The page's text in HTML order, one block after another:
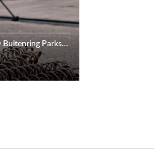
672 meter Silent Joint® Buitenring Parkstad Limburg